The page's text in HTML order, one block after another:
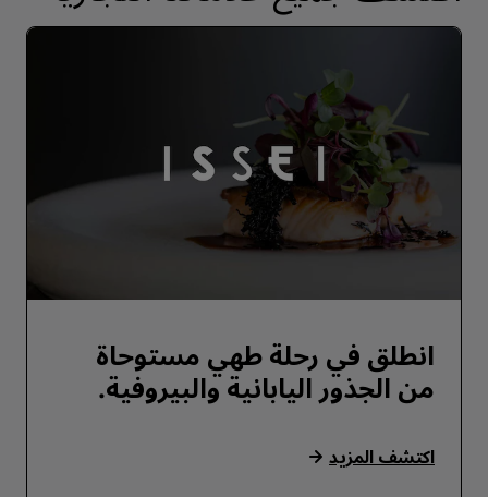
انطلق في رحلة طهي مستوحاة
من الجذور اليابانية والبيروفية.
اكتشف المزيد